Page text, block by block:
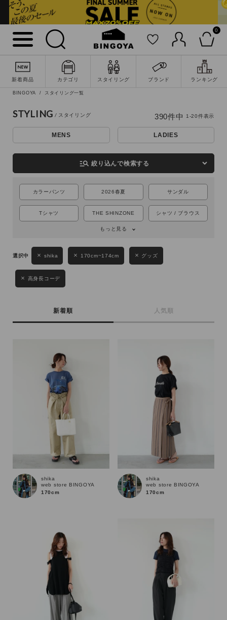
0
新着商品 カテゴリ スタイリング ブランド ランキング
詳細検索
BINGOYA スタイリング一覧
STYLING
MENS LADIES
manage_search 絞り込んで検索する
カラーパンツ 2026春夏 サンダル
Tシャツ THE SHINZONE シャツ / ブラウス
もっと見る
shika 170cm~174cm グッズ
高身長コーデ
新着順 人気順
390件中 1-20件表示
shika
web store BINGOYA
170cm
shika
web store BINGOYA
170cm